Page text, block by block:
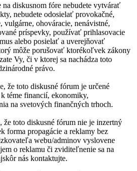
na diskusnom fóre nebudete vytvárať
nebudete odosielať provokačné,
vulgárne, ohováracie, nenávistné,
príspevky, používať prihlasovacie
alebo posielať a uverejňovať
môže porušovať ktorékoľvek zákony
Vy, či v ktorej sa nachádza toto
právo.
že toto diskusné fórum je určené
téme financií, ekonomiky,
na svetových finančných trhoch.
že toto diskusné fórum nie je inzertný
forma propagácie a reklamy bez
webu/adminov vyslovene
o reklamu či zviditeľnenie sa na
nás kontaktujte.